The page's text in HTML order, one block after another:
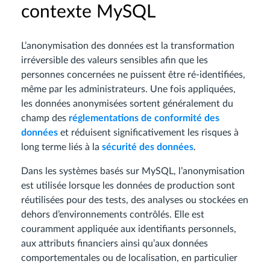
contexte MySQL
L’anonymisation des données est la transformation
irréversible des valeurs sensibles afin que les
personnes concernées ne puissent être ré-identifiées,
même par les administrateurs. Une fois appliquées,
les données anonymisées sortent généralement du
champ des réglementations de conformité des
données et réduisent significativement les risques à
long terme liés à la sécurité des données.
Dans les systèmes basés sur MySQL, l’anonymisation
est utilisée lorsque les données de production sont
réutilisées pour des tests, des analyses ou stockées en
dehors d’environnements contrôlés. Elle est
couramment appliquée aux identifiants personnels,
aux attributs financiers ainsi qu’aux données
comportementales ou de localisation, en particulier